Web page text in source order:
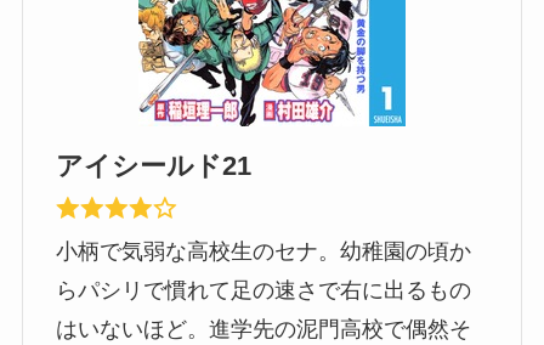
アイシールド21
小柄で気弱な高校生のセナ。幼稚園の頃か
らパシリで慣れて足の速さで右に出るもの
はいないほど。進学先の泥門高校で偶然そ